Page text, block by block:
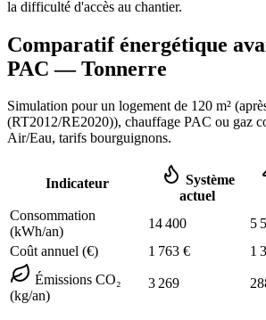
la difficulté d'accès au chantier.
Comparatif énergétique
PAC —Tonnerre
Simulation pour un logement de 120 m² (
(RT2012/RE2020)), chauffage PAC ou gaz
Air/Eau, tarifs bourguignons.
Indicateur
Système
actuel
Consommation
(kWh/an)
14 400 5
Coût annuel (€)
1 763 € 1
Émissions CO₂
(kg/an)
3 269